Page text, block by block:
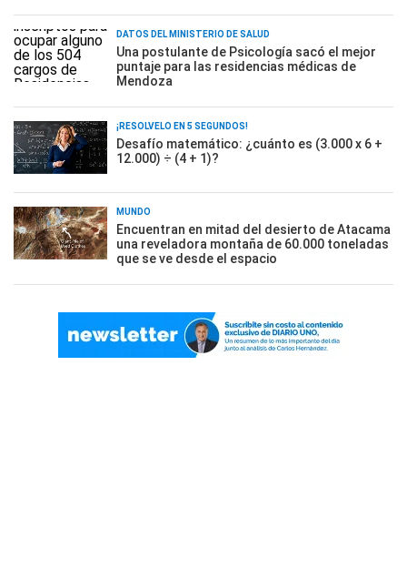
DATOS DEL MINISTERIO DE SALUD
Una postulante de Psicología sacó el mejor
puntaje para las residencias médicas de
Mendoza
¡RESOLVELO EN 5 SEGUNDOS!
Desafío matemático: ¿cuánto es (3.000 x 6 +
12.000) ÷ (4 + 1)?
MUNDO
Encuentran en mitad del desierto de Atacama
una reveladora montaña de 60.000 toneladas
que se ve desde el espacio